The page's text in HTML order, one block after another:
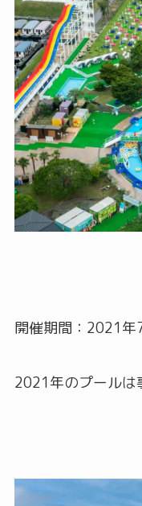
開催期間：2021
2021年のプールは